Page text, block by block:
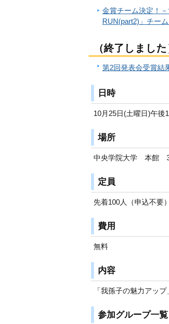
金賞チーム決定！
RUN(part2)」チー
（終了しまし
第2回発表会受賞結
日時
10月25日(土曜日)午後
場所
中央学院大学 本館
定員
先着100人（申込不要）
費用
無料
内容
「我孫子の魅力アッ
参加グループ一覧